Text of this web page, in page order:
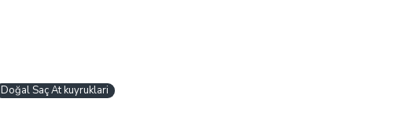
Doğal Saç At kuyruklari